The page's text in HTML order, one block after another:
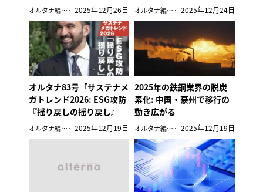
オルタナ編集部 2025年12月26日 オルタナ編集部 2025年12月24日
オルタナ83号「サステナメ
ガトレンド2026: ESG攻防
『揺り戻しの揺り戻し』
へ」（12月26日発売）
オルタナ編集部 2025年12月19日
2025年の鉄鋼業界の脱炭
素化: 中国・豪州で移行の
動き広がる
オルタナ編集部 2025年12月19日